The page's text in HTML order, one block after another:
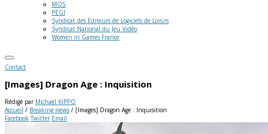
MO5
PEGI
Syndicat des Editeurs de Logiciels de Loisirs
Syndicat National du Jeu Vidéo
Women in Games France
Contact
[Images] Dragon Age : Inquisition
Rédigé par Michaël KIPPO
Accueil / Breaking news / [Images] Dragon Age : Inquisition
Facebook Twitter Email